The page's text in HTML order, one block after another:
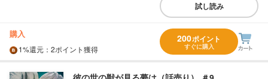
試し読み
購入
1%還元 ：2ポイント獲得
200ポイント
すぐに購入